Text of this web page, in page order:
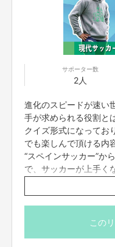
このプロジェクトでや
中学生の時に同じチームでサ
ペルバス』を応援したいとい
「病院にいる子ど
サポーター数
2人
進化のスピードが速い
手が求められる役割と
クイズ形式になってお
でも楽しんで頂ける内
“スペインサッカー”か
で、サッカーが上手く
こと間違いなし！！
みんなでサッカーを楽
この